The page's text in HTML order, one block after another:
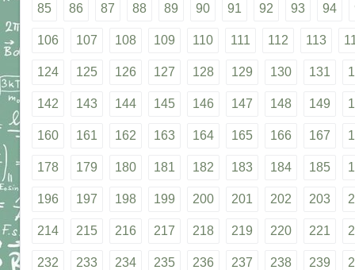
85 86 87 88 89 90 91 92 93 94
106 107 108 109 110 111 112 113
124 125 126 127 128 129 130 131
142 143 144 145 146 147 148 149
160 161 162 163 164 165 166 167
178 179 180 181 182 183 184 185
196 197 198 199 200 201 202 203
214 215 216 217 218 219 220 221
232 233 234 235 236 237 238 239